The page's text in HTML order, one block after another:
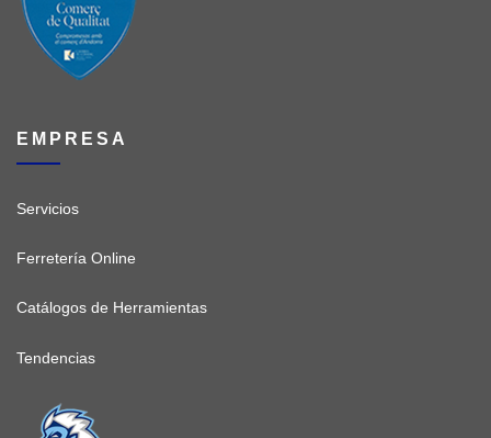
EMPRESA
Servicios
Ferretería Online
Catálogos de Herramientas
Tendencias